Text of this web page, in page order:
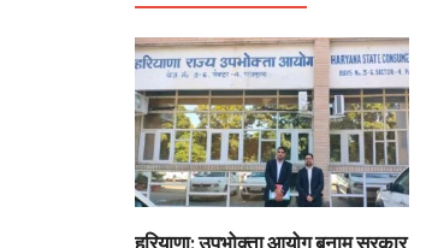
हरियाणा: उपभोक्ता आयोग बनाम सरकार